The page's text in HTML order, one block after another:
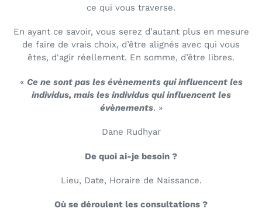
ce qui vous traverse.
En ayant ce savoir, vous serez d’autant plus en mesure
de faire de vrais choix, d’être alignés avec qui vous
êtes, d'agir réellement. En somme, d’être libres.
« Ce ne sont pas les évènements qui influencent les
individus, mais les individus qui influencent les
évènements. »
Dane Rudhyar
De quoi ai-je besoin ?
Lieu, Date, Horaire de Naissance.
Où se déroulent les consultations ?